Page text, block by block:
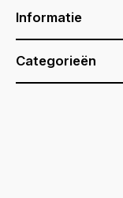
Informatie
Categorieën